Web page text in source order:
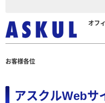
オフ
お客様各位
アスクルWebサ